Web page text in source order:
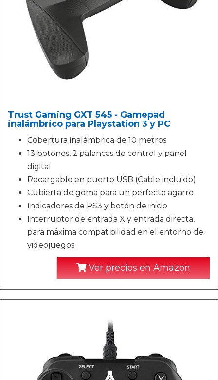
Trust Gaming GXT 545 - Gamepad
inalámbrico para Playstation 3 y PC
Cobertura inalámbrica de 10 metros
13 botones, 2 palancas de control y panel
digital
Recargable en puerto USB (Cable incluido)
Cubierta de goma para un perfecto agarre
Indicadores de PS3 y botón de inicio
Interruptor de entrada X y entrada directa,
para máxima compatibilidad en el entorno de
videojuegos
Ver precios en Amazon